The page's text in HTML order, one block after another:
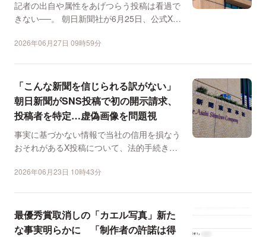
記者の出自や属性をあげつらう投稿は看過で
きない──。 朝日新聞社が6月25日、公式X
2026年06月27日 09時59分
「こんな新聞を信じられる訳がない」
朝日新聞がSNS投稿で初の開示請求、
投稿者を特定…虚偽画像を問題視
事実に基づかない情報で当社の信用を損なう
おそれがあるX投稿について、法的手続きに
2026年06月23日 10時43分
最優秀賞取消しの「カエル写真」新た
な事実明らかに 「制作者の許諾は得